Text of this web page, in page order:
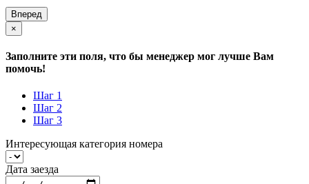
Вперед
×
Заполните эти поля, что бы менеджер мог лучше Вам
помочь!
Шаг 1
Шаг 2
Шаг 3
Интересующая категория номера
Дата заезда